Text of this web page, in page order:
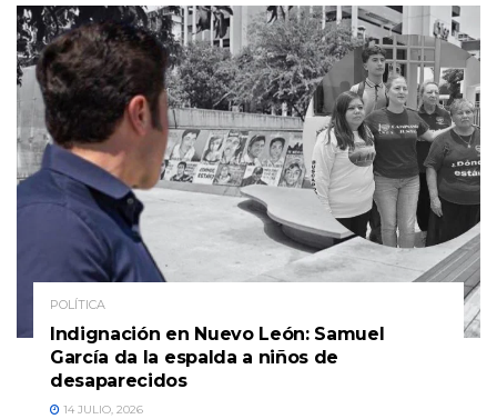
POLÍTICA
Indignación en Nuevo León: Samuel
García da la espalda a niños de
desaparecidos
14 JULIO, 2026